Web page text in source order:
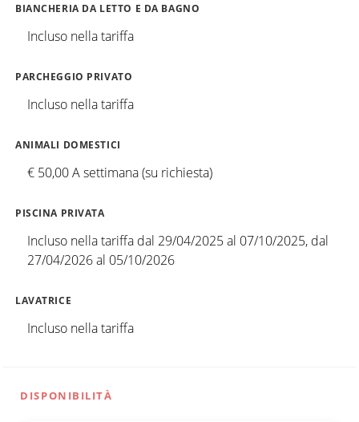
BIANCHERIA DA LETTO E DA BAGNO
Incluso nella tariffa
PARCHEGGIO PRIVATO
Incluso nella tariffa
ANIMALI DOMESTICI
€ 50,00 A settimana (su richiesta)
PISCINA PRIVATA
Incluso nella tariffa dal 29/04/2025 al 07/10/2025, dal
27/04/2026 al 05/10/2026
LAVATRICE
Incluso nella tariffa
DISPONIBILITÀ